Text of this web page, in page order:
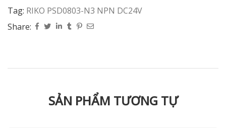
Tag: RIKO PSD0803-N3 NPN DC24V
Share:
SẢN PHẨM TƯƠNG TỰ